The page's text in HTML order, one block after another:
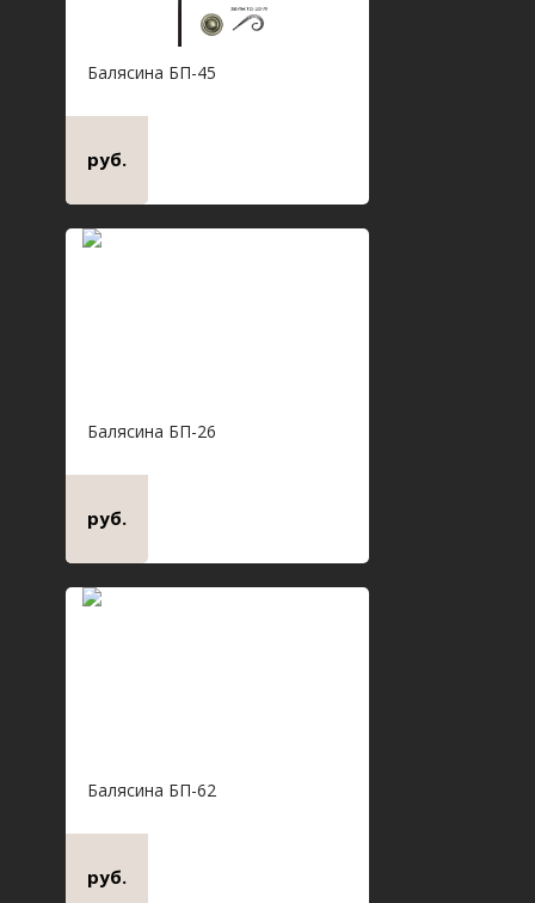
Балясина БП-45
руб.
Балясина БП-26
руб.
Балясина БП-62
руб.